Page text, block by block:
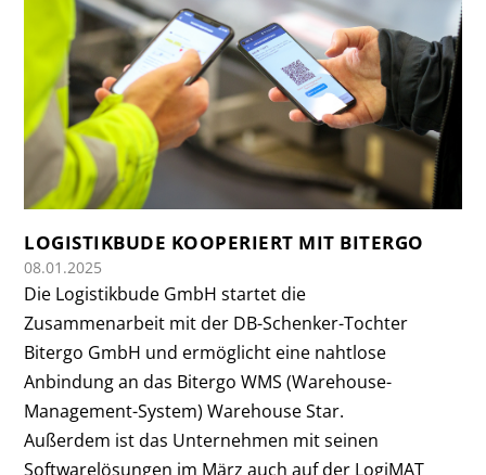
LOGISTIKBUDE KOOPERIERT MIT BITERGO
08.01.2025
Die Logistikbude GmbH startet die
Zusammenarbeit mit der DB-Schenker-Tochter
Bitergo GmbH und ermöglicht eine nahtlose
Anbindung an das Bitergo WMS (Warehouse-
Management-System) Warehouse Star.
Außerdem ist das Unternehmen mit seinen
Softwarelösungen im März auch auf der LogiMAT